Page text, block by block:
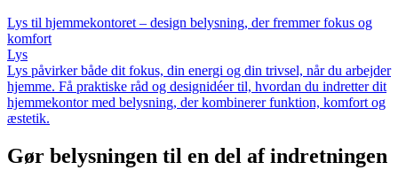
Lys til hjemmekontoret – design belysning, der fremmer fokus og
komfort
Lys
Lys påvirker både dit fokus, din energi og din trivsel, når du arbejder
hjemme. Få praktiske råd og designidéer til, hvordan du indretter dit
hjemmekontor med belysning, der kombinerer funktion, komfort og
æstetik.
Gør belysningen til en del af indretningen